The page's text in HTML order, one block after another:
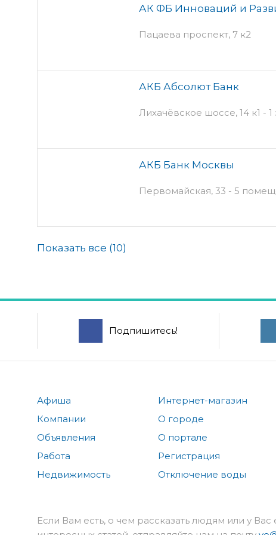
АК ФБ Инноваций и
Пацаева проспект, 7 к2
АКБ Абсолют Банк
Лихачёвское шоссе, 14 к1 - 1
АКБ Банк Москвы
Первомайская, 33 - 5
Показать все (10)
Подпишитесь!
Афиша
Компании
Объявления
Работа
Недвижимость
Интернет-магазин
О городе
О портале
Регистрация
Отключение воды
Если Вам есть, о чем рассказать людям или у Вас